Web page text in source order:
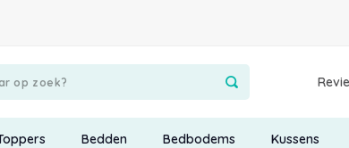
Bedden Bedbodems Kussens